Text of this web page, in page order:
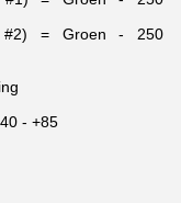
#2) = Groen - 250
- +85